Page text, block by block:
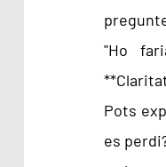
"Ho
Pots
es